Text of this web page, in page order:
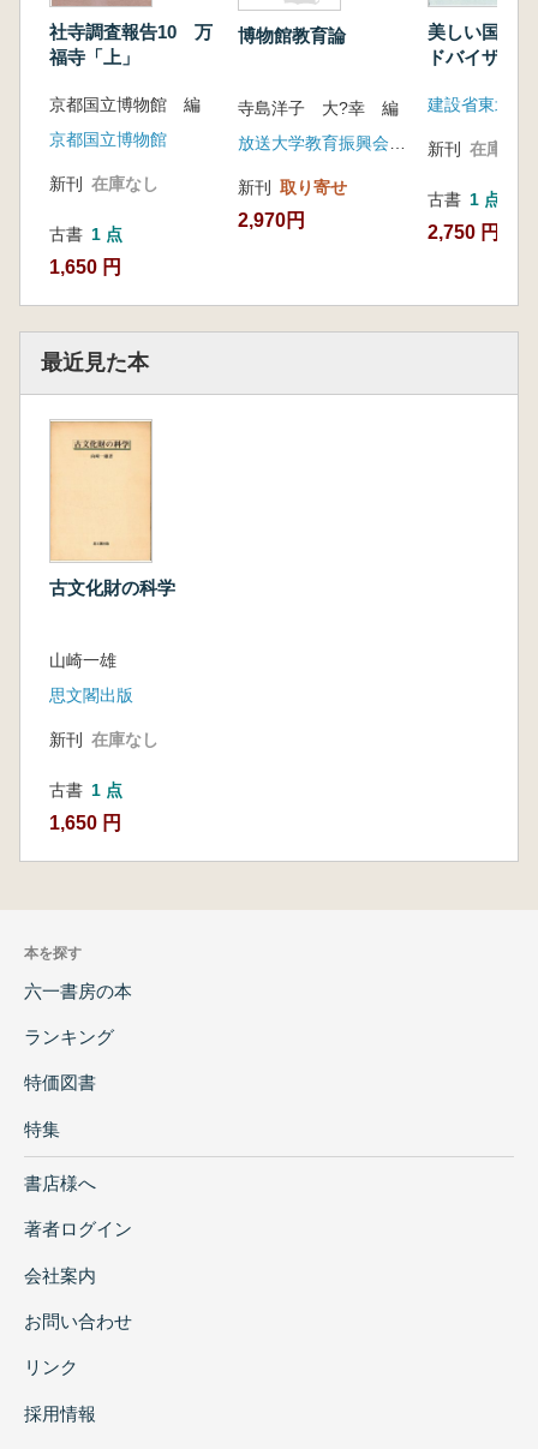
社寺調査報告10 万
福寺「上」
京都国立博物館 編
京都国立博物館
新刊 在庫なし
古書 1 点
1,650 円
博物館教育論
寺島洋子 大?幸 編
新刊 取り寄せ
2,970円
美しい国土
ドバイザー
建設省東北地
新刊 在庫なし
古書 1 点
2,750 円
最近見た本
古文化財の科学
山崎一雄
思文閣出版
新刊 在庫なし
古書 1 点
1,650 円
本を探す
六一書房の本
ランキング
特価図書
特集
書店様へ
著者ログイン
会社案内
お問い合わせ
リンク
採用情報